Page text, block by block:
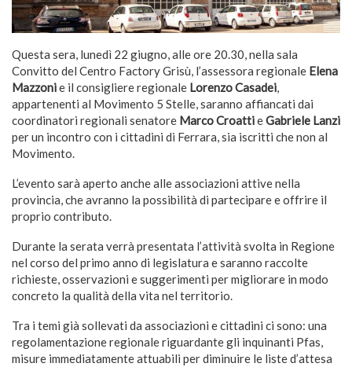
Questa sera, lunedì 22 giugno, alle ore 20.30, nella sala
Convitto del Centro Factory Grisù, l’assessora regionale Elena
Mazzonie il consigliere regionale Lorenzo Casadei,
appartenenti al Movimento 5 Stelle, saranno affiancati dai
coordinatori regionali senatore Marco CroattieGabriele Lanzi
per un incontro con i cittadini di Ferrara, sia iscritti che non al
Movimento.
L’evento sarà aperto anche alle associazioni attive nella
provincia, che avranno la possibilità di partecipare e offrire il
proprio contributo.
Durante la serata verrà presentata l’attività svolta in Regione
nel corso del primo anno di legislatura e saranno raccolte
richieste, osservazioni e suggerimenti per migliorare in modo
concreto la qualità della vita nel territorio.
Tra i temi già sollevati da associazioni e cittadini ci sono: una
regolamentazione regionale riguardante gli inquinanti Pfas,
misure immediatamente attuabili per diminuire le liste d’attesa